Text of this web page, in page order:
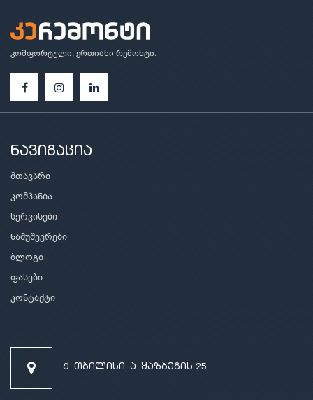
კომფორტული, ერთიანი რემონტი.
ნავიგაცია
მთავარი
კომპანია
სერვისები
ნამუშევრები
ბლოგი
ფასები
კონტაქტი
ქ. თბილისი, ა. ყაზბეგის 25